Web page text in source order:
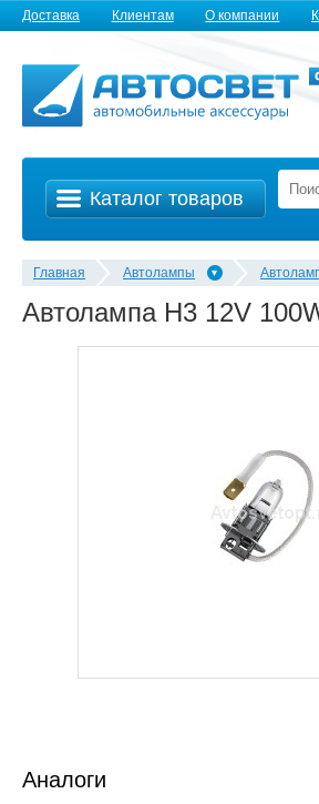
Доставка Клиентам О компании
Каталог товаров
Главная Автолампы
Автолампа H3 12V
Аналоги